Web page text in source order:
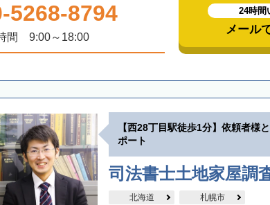
5268-8794
間 9:00～18:00
24時間
メール
【西28丁目駅徒歩1分】依頼者様
ポート
司法書士土地家屋調
北海道 札幌市